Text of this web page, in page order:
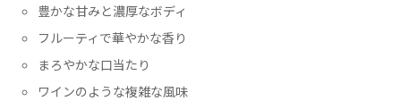
豊かな甘みと濃厚なボディ
フルーティで華やかな香り
まろやかな口当たり
ワインのような複雑な風味